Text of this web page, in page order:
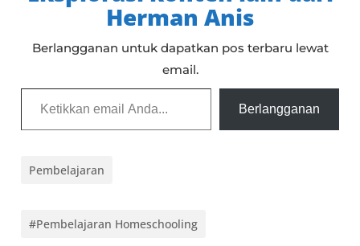
Herman Anis
Berlangganan untuk dapatkan pos terbaru lewat
email.
Ketikkan email Anda...
Berlangganan
Pembelajaran
#Pembelajaran Homeschooling